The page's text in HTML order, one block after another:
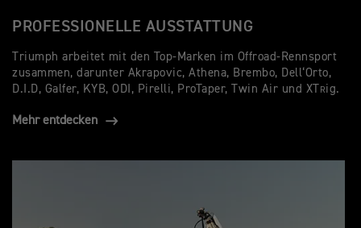
PROFESSIONELLE AUSSTATTUNG
Triumph arbeitet mit den Top-Marken im Offroad-Rennsport
zusammen, darunter Akrapovic, Athena, Brembo, Dell‘Orto,
D.I.D, Galfer, KYB, ODI, Pirelli, ProTaper, Twin Air und XT
Rig.
Mehr entdecken